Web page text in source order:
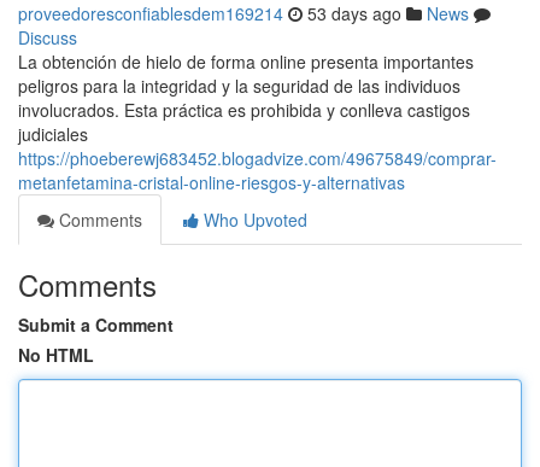
proveedoresconfiablesdem169214 53 days ago
News
Discuss
La obtención de hielo de forma online presenta importantes
peligros para la integridad y la seguridad de las individuos
involucrados. Esta práctica es prohibida y conlleva castigos
judiciales
https://phoeberewj683452.blogadvize.com/49675849/comprar-
metanfetamina-cristal-online-riesgos-y-alternativas
Comments
Who Upvoted
Comments
Submit a Comment
No HTML